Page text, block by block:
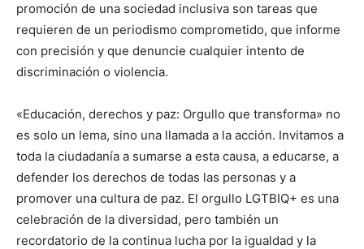
promoción de una sociedad inclusiva son tareas que
requieren de un periodismo comprometido, que informe
con precisión y que denuncie cualquier intento de
discriminación o violencia.
«Educación, derechos y paz: Orgullo que transforma» no
es solo un lema, sino una llamada a la acción. Invitamos a
toda la ciudadanía a sumarse a esta causa, a educarse, a
defender los derechos de todas las personas y a
promover una cultura de paz. El orgullo LGTBIQ+ es una
celebración de la diversidad, pero también un
recordatorio de la continua lucha por la igualdad y la